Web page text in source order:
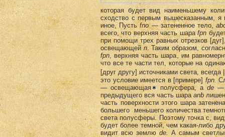
которая будет вид наименьшему
сходство с первым вышесказанным, я
иное. Пустьfno— затененное тело,
всего, что верхняя часть шараfpn
при помощи трех равных отрезков
освещающейn. Taким образом,
fpn, верхняя часть шара, им
что все те части тел, которые на
[друг другу] источниками света, всегда
это условие имеется в [примере] fpn.
— освещающая полусфера, ade—
предыдущего вся часть шара аnb
часть поверхности этого шара
большего меньшего количества
света полусферы. Поэтому точка с,
будет более темной, чем какая-либо
видит всю землюde. А самым